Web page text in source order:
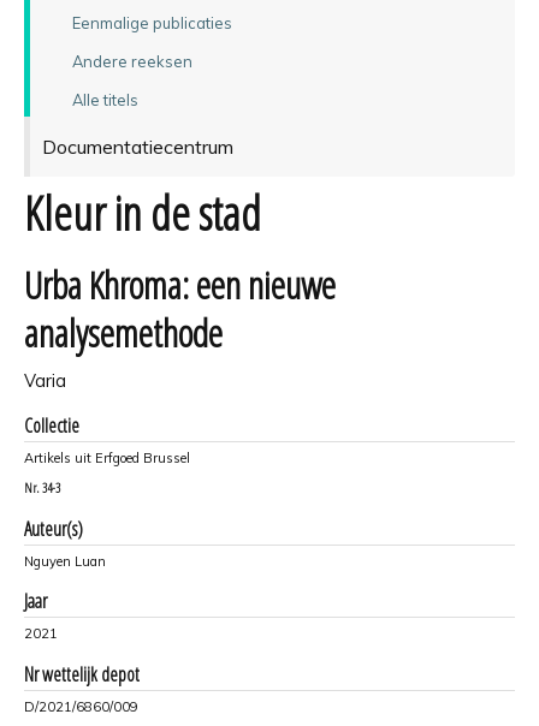
Eenmalige publicaties
Andere reeksen
Alle titels
Documentatiecentrum
Kleur in de stad
Urba Khroma: een nieuwe
analysemethode
Varia
Collectie
Artikels uit Erfgoed Brussel
Nr. 34-3
Auteur(s)
Nguyen Luan
Jaar
2021
Nr wettelijk depot
D/2021/6860/009